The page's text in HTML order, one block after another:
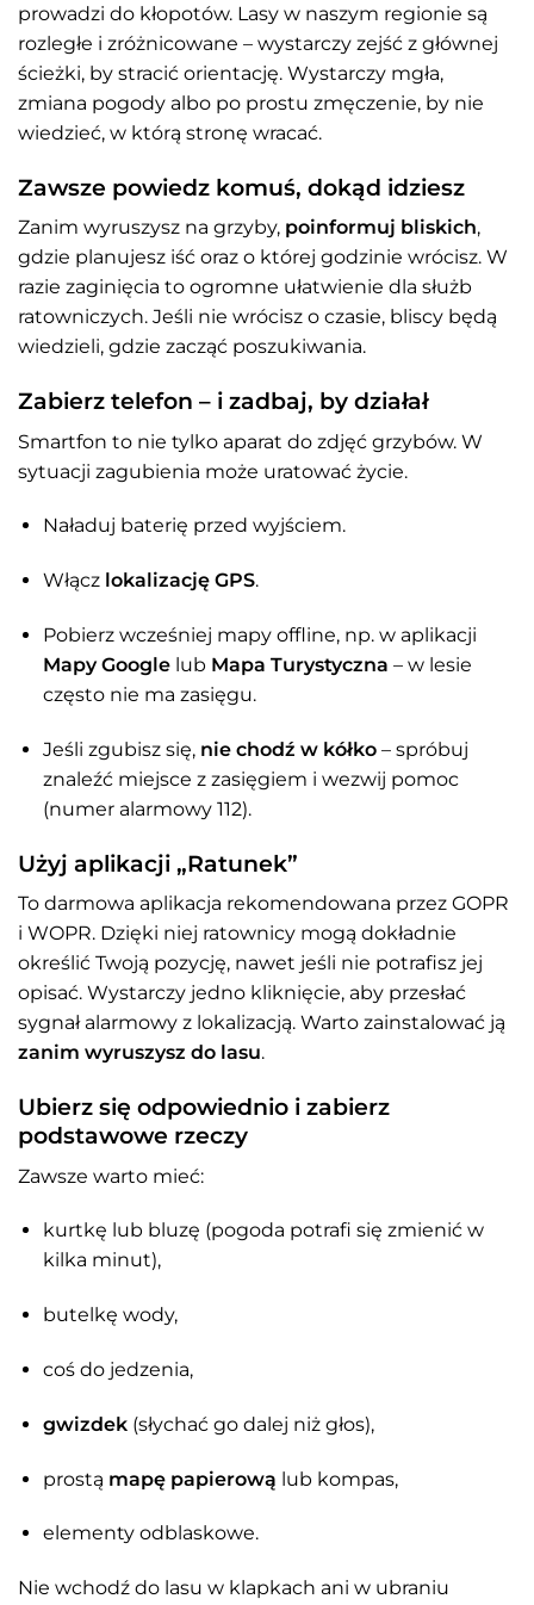
prowadzi do kłopotów. Lasy w naszym regionie są
rozległe i zróżnicowane – wystarczy zejść z głównej
ścieżki, by stracić orientację. Wystarczy mgła,
zmiana pogody albo po prostu zmęczenie, by nie
wiedzieć, w którą stronę wracać.
Zawsze powiedz komuś, dokąd idziesz
Zanim wyruszysz na grzyby, poinformuj bliskich,
gdzie planujesz iść oraz o której godzinie wrócisz. W
razie zaginięcia to ogromne ułatwienie dla służb
ratowniczych. Jeśli nie wrócisz o czasie, bliscy będą
wiedzieli, gdzie zacząć poszukiwania.
Zabierz telefon – i zadbaj, by działał
Smartfon to nie tylko aparat do zdjęć grzybów. W
sytuacji zagubienia może uratować życie.
Naładuj baterię przed wyjściem.
Włącz lokalizację GPS.
Pobierz wcześniej mapy offline, np. w aplikacji
Mapy Googlelub Mapa Turystyczna – w lesie
często nie ma zasięgu.
Jeśli zgubisz się, nie chodź w kółko– spróbuj
znaleźć miejsce z zasięgiem i wezwij pomoc
(numer alarmowy 112).
Użyj aplikacji „Ratunek”
To darmowa aplikacja rekomendowana przez GOPR
i WOPR. Dzięki niej ratownicy mogą dokładnie
określić Twoją pozycję, nawet jeśli nie potrafisz jej
opisać. Wystarczy jedno kliknięcie, aby przesłać
sygnał alarmowy z lokalizacją. Warto zainstalować ją
zanim wyruszysz do lasu.
Ubierz się odpowiednio i zabierz
podstawowe rzeczy
Zawsze warto mieć:
kurtkę lub bluzę (pogoda potrafi się zmienić w
kilka minut),
butelkę wody,
coś do jedzenia,
gwizdek(słychać go dalej niż głos),
prostą mapę papierową lub kompas,
elementy odblaskowe.
Nie wchodź do lasu w klapkach ani w ubraniu